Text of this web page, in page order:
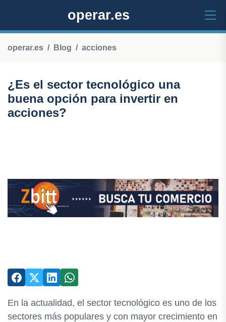
operar.es
operar.es Blog acciones
¿Es el sector tecnológico una
buena opción para invertir en
acciones?
En la actualidad, el sector tecnológico es uno de los
sectores más populares y con mayor crecimiento en